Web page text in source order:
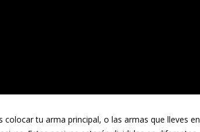
colocar tu arma principal, o las armas que lleves en